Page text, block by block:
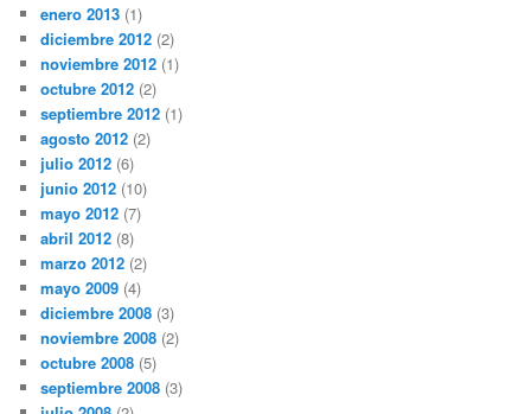
enero 2013 (1)
diciembre 2012 (2)
noviembre 2012 (1)
octubre 2012 (2)
septiembre 2012 (1)
agosto 2012 (2)
julio 2012 (6)
junio 2012 (10)
mayo 2012 (7)
abril 2012 (8)
marzo 2012 (2)
mayo 2009 (4)
diciembre 2008 (3)
noviembre 2008 (2)
octubre 2008 (5)
septiembre 2008 (3)